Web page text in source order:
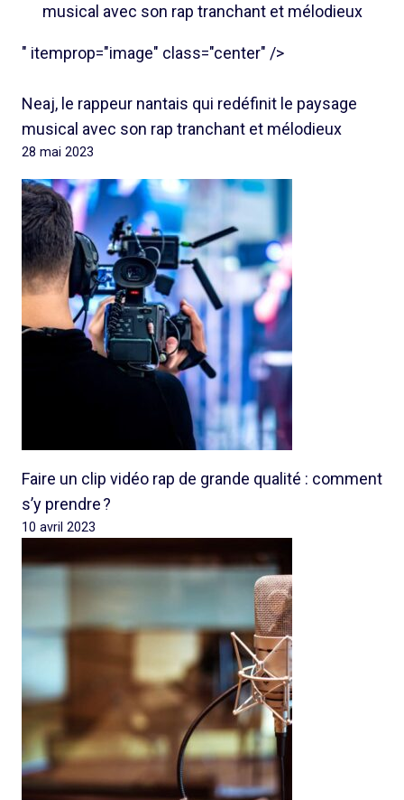
musical avec son rap tranchant et mélodieux
" itemprop="image" class="center" />
Neaj, le rappeur nantais qui redéfinit le paysage
musical avec son rap tranchant et mélodieux
28 mai 2023
Faire un clip vidéo rap de grande qualité : comment
s’y prendre ?
10 avril 2023